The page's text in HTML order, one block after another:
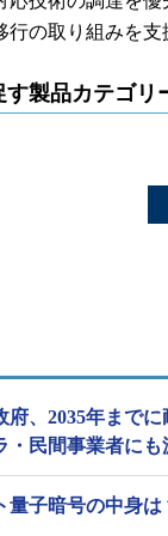
行の取り組みを
す製品カテゴリ
府、2035年まで
・民間事業者にも
量子暗号の中身